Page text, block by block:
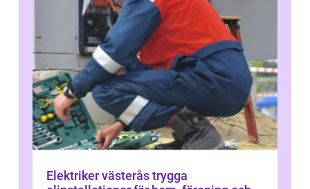
Elektriker västerås trygga